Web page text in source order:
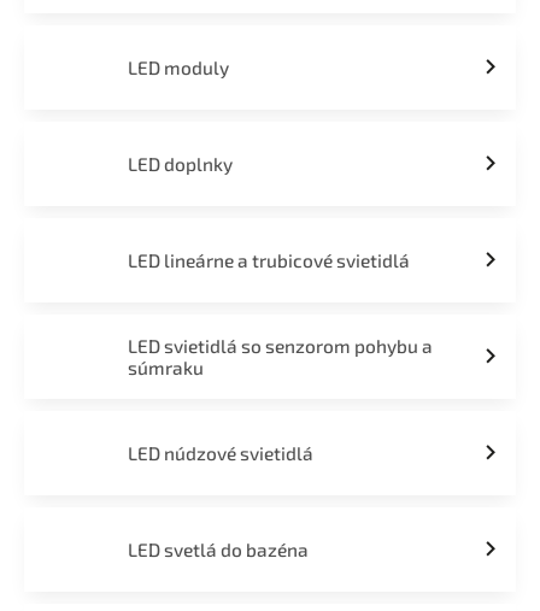
LED moduly
LED doplnky
LED lineárne a trubicové svietidlá
LED svietidlá so senzorom pohybu a
súmraku
LED núdzové svietidlá
LED svetlá do bazéna